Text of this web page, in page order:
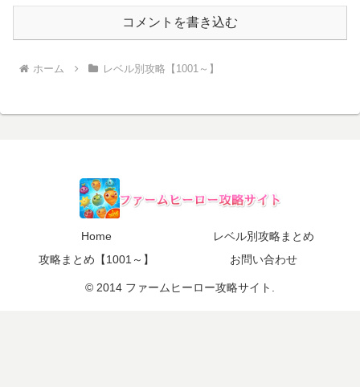
コメントを書き込む
ホーム レベル別攻略【1001～】
Home
レベル別攻略まとめ
攻略まとめ【1001～】
お問い合わせ
© 2014 ファームヒーロー攻略サイト.